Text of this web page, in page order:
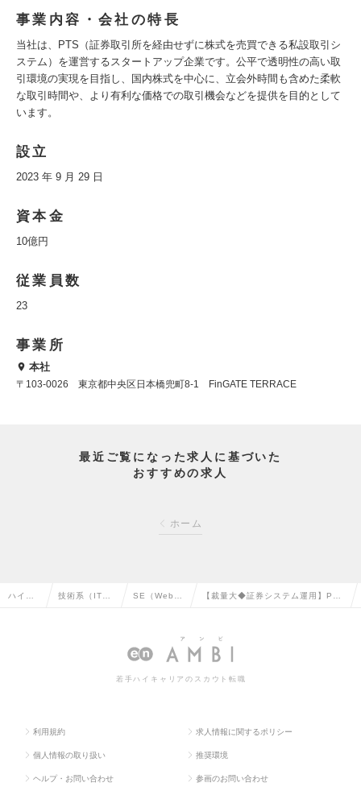
事業内容・会社の特長
当社は、PTS（証券取引所を経由せずに株式を売買できる私設取引シ
ステム）を運営するスタートアップ企業です。公平で透明性の高い取
引環境の実現を目指し、国内株式を中心に、立会外時間も含めた柔軟
な取引時間や、より有利な価格での取引機会などを提供を目的として
います。
設立
2023 年 9 月 29 日
資本金
10億円
従業員数
23
事業所
本社
〒103-0026 東京都中央区日本橋兜町8-1 FinGATE TERRACE
最近ご覧になった求人に基づいた
おすすめの求人
ホーム
ハイク 技術系（IT・ SE（Web・
系）の転職
【裁量大◆証券システム運用】PTS
ート可の求人情報
若手ハイキャリアのスカウト転職
利用規約 求人情報に関するポリシー
個人情報の取り扱い 推奨環境
ヘルプ・お問い合わせ 参画のお問い合わせ